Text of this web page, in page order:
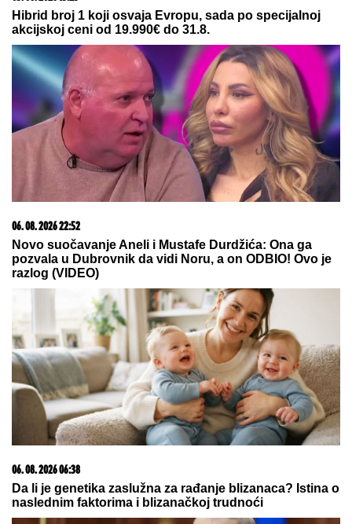
05. 08. 2026 06:45
Šta dete nasleđuje od oca, a šta od majke? Sve što
Сазнања „Политике”: Ко је поставио замку
Митрополиту Методију у Горњем Заостру